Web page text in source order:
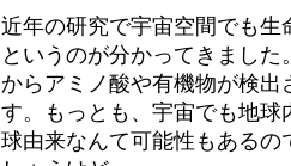
近年の研究で宇宙空間でも
というのが分かってきまし
からアミノ酸や有機物が検
す。もっとも、宇宙でも地
球由来なんて可能性もある